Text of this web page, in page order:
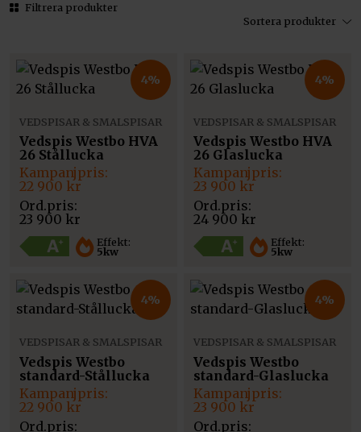
Filtrera produkter
Sortera produkter
4%
Effekt:
5kw
VEDSPISAR & SMALSPISAR
Vedspis Westbo HVA
26 Stållucka
23 900 kr
Det
ursprungliga
priset
var:
23
900 kr.
22 900 kr
Det
nuvarande
priset
är:
22
900 kr.
4%
Effekt:
5kw
VEDSPISAR & SMALSPISAR
Vedspis Westbo HVA
26 Glaslucka
24 900 kr
Det
ursprungliga
priset
var:
24
900 kr.
23 900 kr
Det
nuvarande
priset
är:
23
900 kr.
4%
VEDSPISAR & SMALSPISAR
Vedspis Westbo
standard-Stållucka
Det
ursprungliga
priset
22 900 kr
Det
nuvarande
priset
4%
VEDSPISAR & SMALSPISAR
Vedspis Westbo
standard-Glaslucka
Det
ursprungliga
priset
23 900 kr
Det
nuvarande
priset